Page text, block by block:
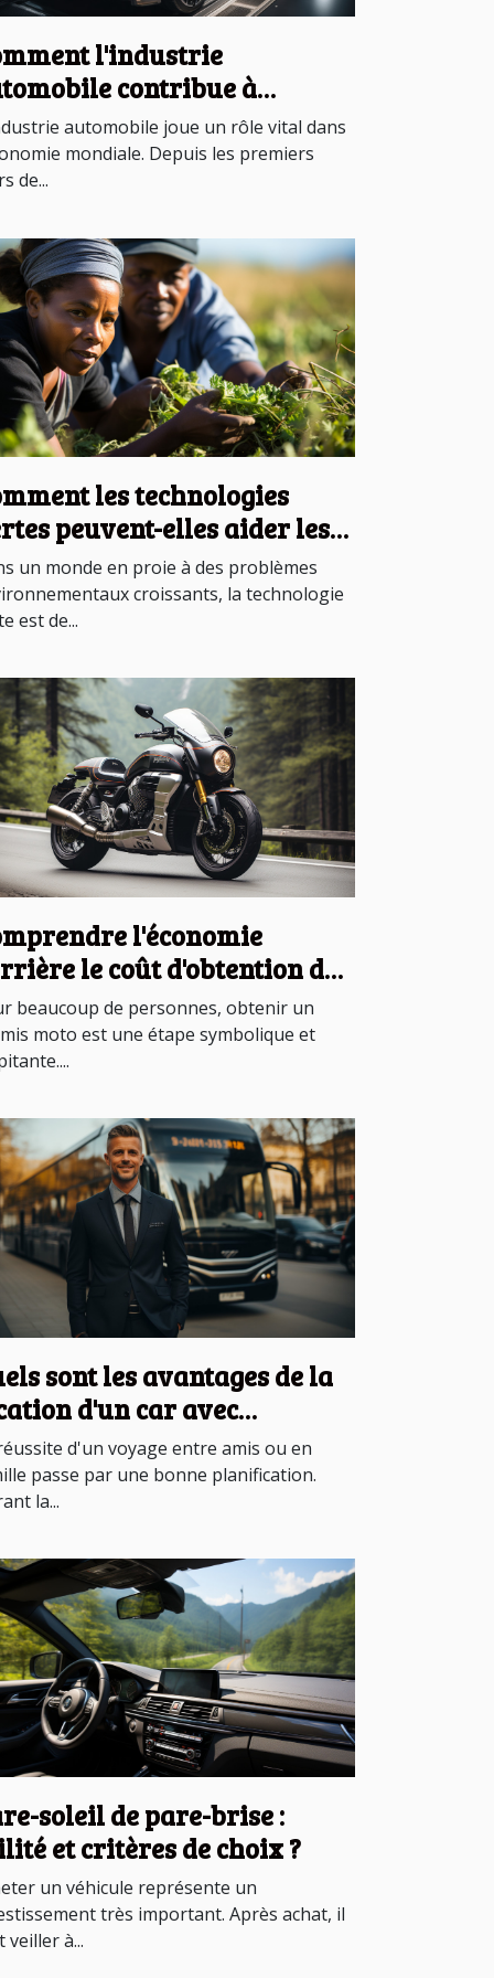
l'industrie
contribue à
mondiale
automobile joue un rôle vital dans
mondiale. Depuis les premiers
de...
les technologies
peuvent-elles aider les
en développement ?
un monde en proie à des problèmes
croissants, la technologie
est de...
l'économie
le coût d'obtention du
moto en France
beaucoup de personnes, obtenir un
moto est une étape symbolique et
sont les avantages de la
d'un car avec
?
d'un voyage entre amis ou en
passe par une bonne planification.
la...
soleil de pare-brise :
et critères de choix ?
un véhicule représente un
très important. Après achat, il
veiller à...